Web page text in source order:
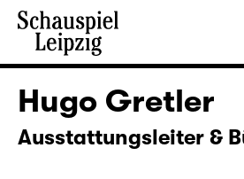
Hugo Gretler
Ausstattungsleiter &